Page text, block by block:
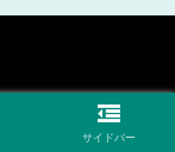
サイドバー